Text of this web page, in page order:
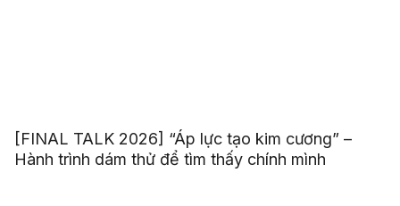
[FINAL TALK 2026] “Áp lực tạo kim cương” –
Hành trình dám thử để tìm thấy chính mình